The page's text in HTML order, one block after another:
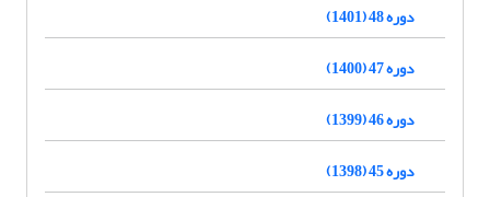
دوره 48 (1401)
دوره 47 (1400)
دوره 46 (1399)
دوره 45 (1398)